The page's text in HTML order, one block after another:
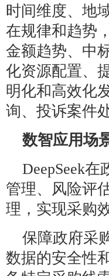
时间维度、地
在规律和趋势
金额趋势、中
化资源配置、
明化和高效化
询、投诉案件
数智应用场
DeepSeek
管理、风险评
理，实现采购
保障政府采
数据的安全性